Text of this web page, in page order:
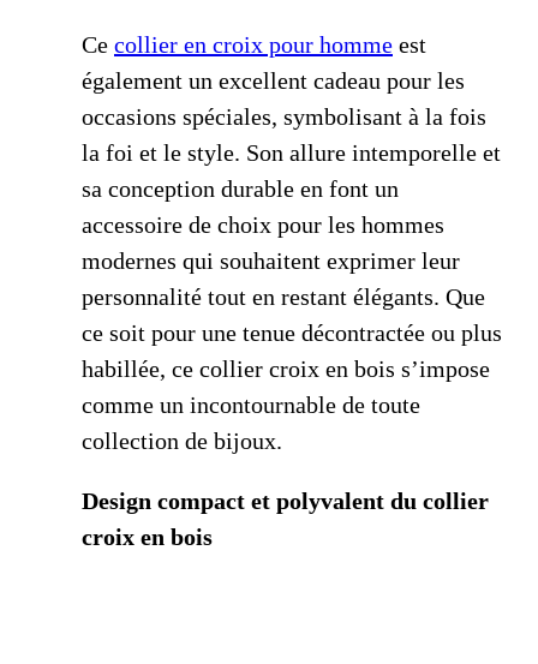
Ce collier en croix pour homme est
également un excellent cadeau pour les
occasions spéciales, symbolisant à la fois
la foi et le style. Son allure intemporelle et
sa conception durable en font un
accessoire de choix pour les hommes
modernes qui souhaitent exprimer leur
personnalité tout en restant élégants. Que
ce soit pour une tenue décontractée ou plus
habillée, ce collier croix en bois s’impose
comme un incontournable de toute
collection de bijoux.
Design compact et polyvalent du collier
croix en bois